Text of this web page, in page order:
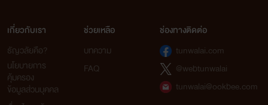
เกี่ยวกับเรา
ธัญวลัยคือ?
นโยบายการ
คุ้มครอง
ข้อมูลส่วนบุคคล
ช่วยเหลือ
บทความ
FAQ
ช่องทางติดต่อ
tunwalai.com
@webtunwalai
tunwalai@ookbee.com